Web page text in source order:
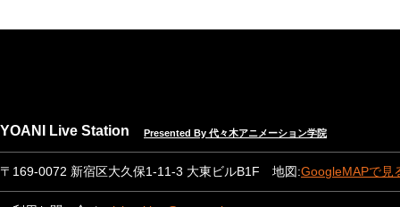
YOANI Live Station Presented By 代々木アニメーション学院
〒169-0072 新宿区大久保1-11-3 大東ビルB1F 地図:GoogleMAPで見